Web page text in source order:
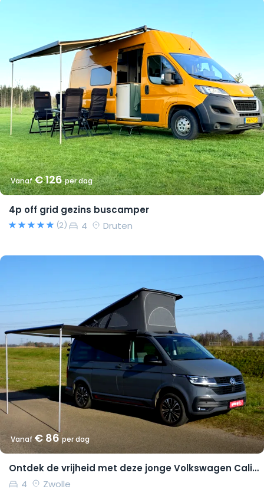
Vanaf€ 126per dag
4p off grid gezins buscamper
(2) 4 Druten
Vanaf€ 86per dag
Ontdek de vrijheid met deze jonge Volkswagen California Coast
4
Zwolle